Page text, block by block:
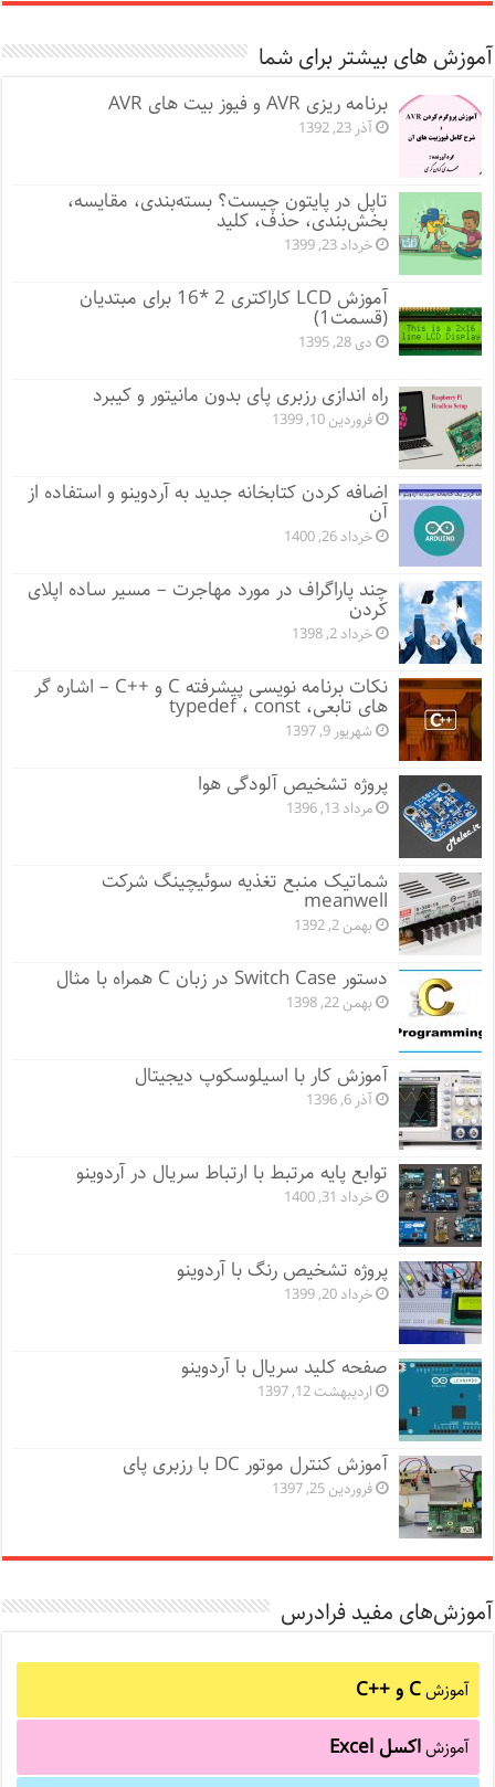
آموزش های بیشتر برای شما
برنامه ریزی AVR و فیوز بیت های AVR
آذر 23, 1392
تاپل در پایتون چیست؟ بسته‌بندی، مقایسه،
بخش‌بندی، حذف، کلید
خرداد 23, 1399
آموزش LCD کاراکتری 2 *16 برای مبتدیان
(قسمت1)
دی 28, 1395
راه اندازی رزبری پای بدون مانیتور و کیبرد
فروردین 10, 1399
اضافه کردن کتابخانه جدید به آردوینو و استفاده از
آن
خرداد 26, 1400
چند پاراگراف در مورد مهاجرت – مسیر ساده اپلای
کردن
خرداد 2, 1398
نکات برنامه نویسی پیشرفته C و ++C – اشاره گر
های تابعی، typedef ، const
شهریور 9, 1397
پروژه تشخیص آلودگی هوا
مرداد 13, 1396
شماتیک منبع تغذیه سوئیچینگ شرکت
meanwell
بهمن 2, 1392
دستور Switch Case در زبان C همراه با مثال
بهمن 22, 1398
آموزش کار با اسیلوسکوپ دیجیتال
آذر 6, 1396
توابع پایه مرتبط با ارتباط سریال در آردوینو
خرداد 31, 1400
پروژه تشخیص رنگ با آردوینو
خرداد 20, 1399
صفحه کلید سریال با آردوینو
اردیبهشت 12, 1397
آموزش کنترل موتور DC با رزبری پای
فروردین 25, 1397
آموزش‌های مفید فرادرس
آموزشC و C++‎
آموزشاکسل Excel